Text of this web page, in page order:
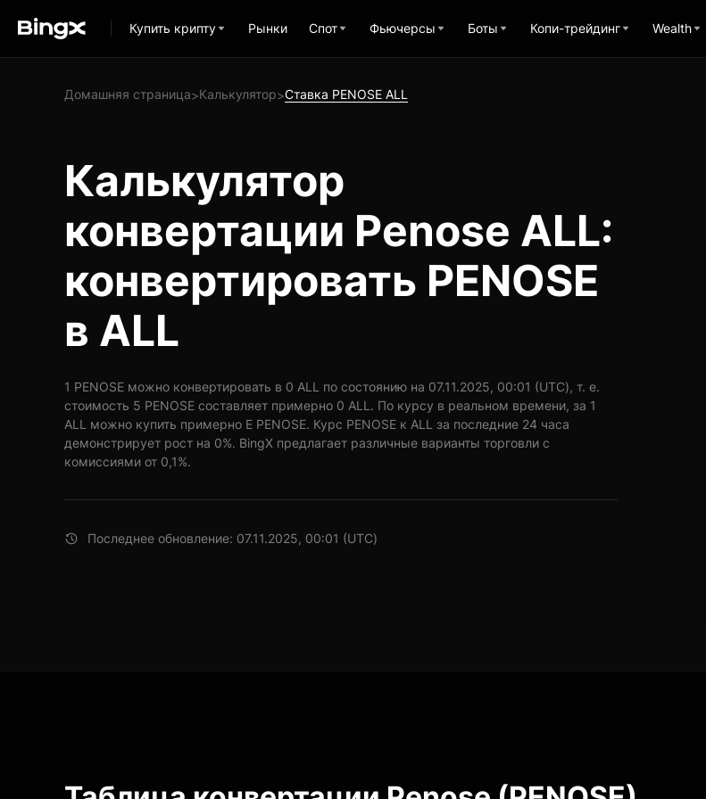
Купить крипту Рынки Спот Фьючерсы Боты Копи-трейдинг Wealth
Домашняя страница>Калькулятор>Ставка PENOSE ALL
Калькулятор
конвертации Penose ALL:
конвертировать PENOSE
в ALL
1 PENOSE можно конвертировать в 0 ALL по состоянию на 07.11.2025, 00:01 (UTC), т. е.
стоимость 5 PENOSE составляет примерно 0 ALL. По курсу в реальном времени, за 1
ALL можно купить примерно E PENOSE. Курс PENOSE к ALL за последние 24 часа
демонстрирует рост на 0%. BingX предлагает различные варианты торговли с
комиссиями от 0,1%.
Последнее обновление: 07.11.2025, 00:01 (UTC)